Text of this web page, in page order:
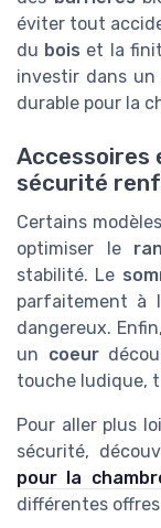
éviter tout
du bois et la
investir dans un
durable pour la
Accessoires
sécurité
Certains
optimiser le
stabilité. Le
parfaitement à
dangereux.
un coeur
touche ludique,
Pour aller plus
sécurité,
pour la
différentes